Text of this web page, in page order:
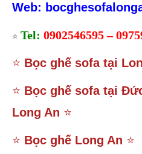
Web:
⭐ Tel: 0902546595 –
⭐ Bọc ghế sofa tại
⭐ Bọc ghế sofa tại
Long An ⭐
⭐ Bọc ghế Long An ⭐